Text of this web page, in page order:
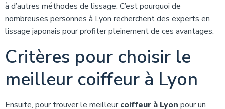
à d’autres méthodes de lissage. C’est pourquoi de
nombreuses personnes à Lyon recherchent des experts en
lissage japonais pour profiter pleinement de ces avantages.
Critères pour choisir le
meilleur coiffeur à Lyon
Ensuite, pour trouver le meilleurcoiffeur à Lyon pour un